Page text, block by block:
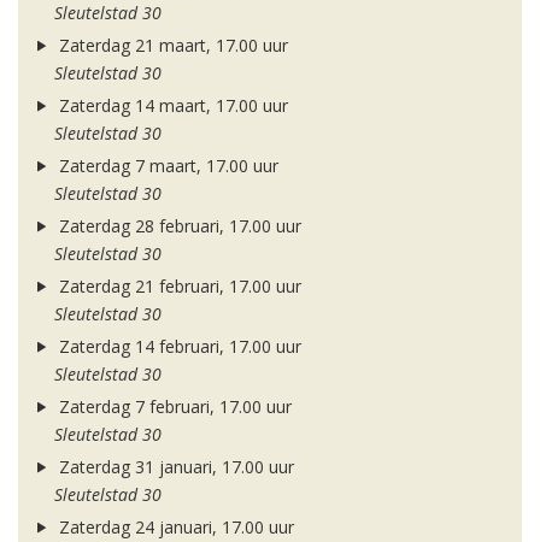
Sleutelstad 30
Zaterdag 21 maart, 17.00 uur
Sleutelstad 30
Zaterdag 14 maart, 17.00 uur
Sleutelstad 30
Zaterdag 7 maart, 17.00 uur
Sleutelstad 30
Zaterdag 28 februari, 17.00 uur
Sleutelstad 30
Zaterdag 21 februari, 17.00 uur
Sleutelstad 30
Zaterdag 14 februari, 17.00 uur
Sleutelstad 30
Zaterdag 7 februari, 17.00 uur
Sleutelstad 30
Zaterdag 31 januari, 17.00 uur
Sleutelstad 30
Zaterdag 24 januari, 17.00 uur